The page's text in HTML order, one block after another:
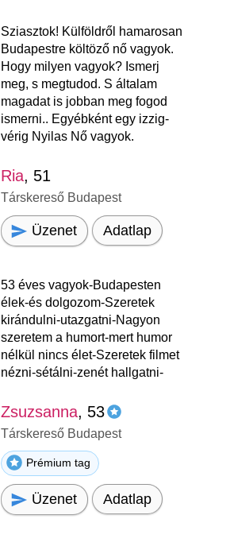
Sziasztok! Külföldről hamarosan
Budapestre költöző nő vagyok.
Hogy milyen vagyok? Ismerj
meg, s megtudod. S általam
magadat is jobban meg fogod
ismerni.. Egyébként egy izzig-
vérig Nyilas Nő vagyok.
Ria, 51
Társkereső Budapest
Üzenet Adatlap
53 éves vagyok-Budapesten
élek-és dolgozom-Szeretek
kirándulni-utazgatni-Nagyon
szeretem a humort-mert humor
nélkül nincs élet-Szeretek filmet
nézni-sétálni-zenét hallgatni-
Zsuzsanna, 53
Társkereső Budapest
Prémium tag
Üzenet Adatlap